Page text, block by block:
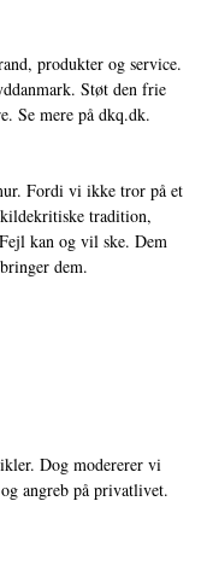
produkter og service.
Støt den frie
Se mere på dkq.dk.
Fordi vi ikke tror på et
tradition,
kan og vil ske. Dem
dem.
Dog modererer vi
angreb på privatlivet.